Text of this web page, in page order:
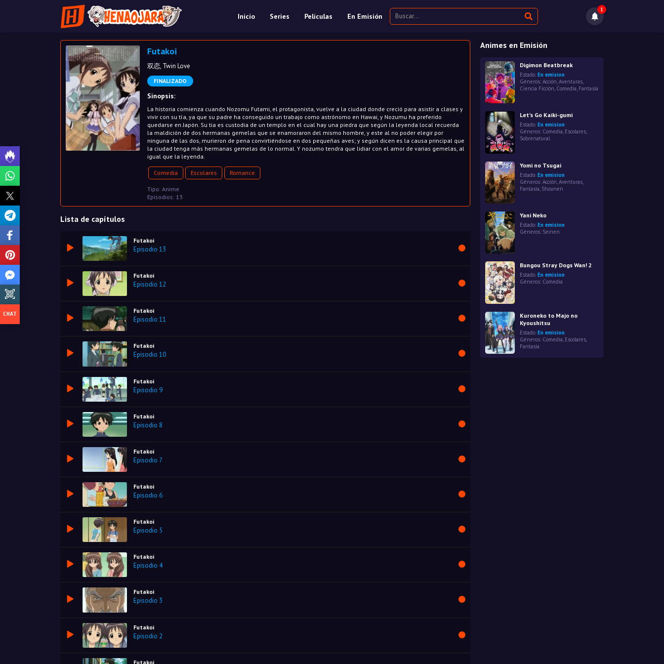
Inicio Series Películas En Emisión
1
Futakoi
双恋, Twin Love
FINALIZADO
Sinopsis:
La historia comienza cuando Nozomu Futami, el protagonista, vuelve a la ciudad donde creció para asistir a clases y
vivir con su tía, ya que su padre ha conseguido un trabajo como astrónomo en Hawai, y Nozumu ha preferido
quedarse en Japón. Su tia es custodia de un templo en el cual hay una piedra que según la leyenda local recuerda
la maldición de dos hermanas gemelas que se enamoraron del mismo hombre, y este al no poder elegir por
ninguna de las dos, murieron de pena convirtiéndose en dos pequeñas aves; y según dicen es la causa principal que
la ciudad tenga más hermanas gemelas de lo normal. Y nozumo tendra que lidiar con el amor de varias gemelas, al
igual que la leyenda.
Comedia Escolares Romance
Tipo: Anime
Episodios: 13
Lista de capítulos
Futakoi
Episodio 13
Futakoi
Episodio 12
Futakoi
Episodio 11
Futakoi
Episodio 10
Futakoi
Episodio 9
Futakoi
Episodio 8
Futakoi
Episodio 7
Futakoi
Episodio 6
Futakoi
Episodio 5
Futakoi
Episodio 4
Futakoi
Episodio 3
Futakoi
Episodio 2
Futakoi
Animes en Emisión
Digimon Beatbreak
Estado: En emision
Géneros: Acción,Aventuras
Ciencia Ficción, Comedia, Fantasía
Let's Go Kaiki-gumi
Estado: En emision
Géneros: Comedia, Escolares
Sobrenatural
Yomi no Tsugai
Estado: En emision
Géneros: Acción Aventuras
Fantasía Shounen
Yani Neko
Estado: En emision
Géneros: Seinen
Bungou Stray Dogs Wan! 2
Estado: En emision
Géneros: Comedia
Kuroneko to Majo no
Kyoushitsu
Estado: En emision
Géneros: Comedia Escolares
Fantasía